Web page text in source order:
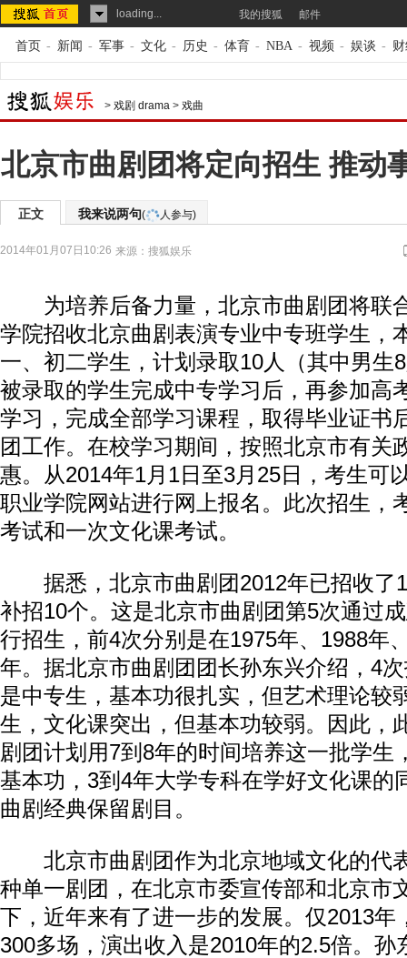
loading... 我的搜狐 邮件
首页 - 新闻 - 军事 - 文化 - 历史 - 体育 - NBA - 视频 - 娱谈 -
> 戏剧 drama > 戏曲
北京市曲剧团将定向招生 推动
正文 我来说两句( 人参与)
2014年01月07日10:26 来源： 搜狐娱乐
为培养后备力量，北京市曲剧团将联
学院招收北京曲剧表演专业中专班学生，
一、初二学生，计划录取10人（其中男生
被录取的学生完成中专学习后，再参加高
学习，完成全部学习课程，取得毕业证书
团工作。在校学习期间，按照北京市有关
惠。从2014年1月1日至3月25日，考生可
职业学院网站进行网上报名。此次招生，
考试和一次文化课考试。
据悉，北京市曲剧团2012年已招收了
补招10个。这是北京市曲剧团第5次通过
行招生，前4次分别是在1975年、1988年
年。据北京市曲剧团团长孙东兴介绍，4
是中专生，基本功很扎实，但艺术理论较
生，文化课突出，但基本功较弱。因此，
剧团计划用7到8年的时间培养这一批学生
基本功，3到4年大学专科在学好文化课的
曲剧经典保留剧目。
北京市曲剧团作为北京地域文化的代
种单一剧团，在北京市委宣传部和北京市
下，近年来有了进一步的发展。仅2013年
300多场，演出收入是2010年的2.5倍。孙